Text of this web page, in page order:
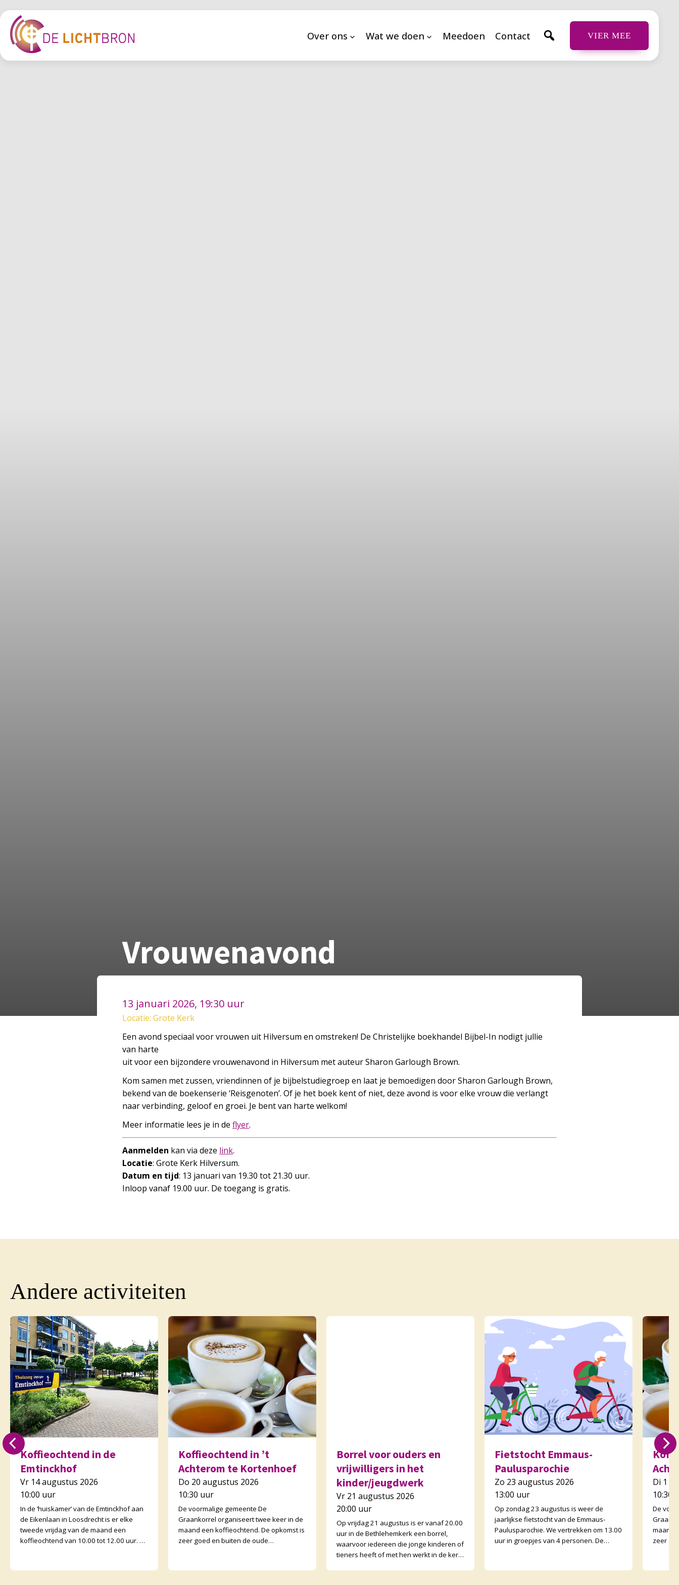
Over ons Wat we doen Meedoen Contact VIER MEE
Vrouwenavond
13 januari 2026, 19:30 uur
Locatie: Grote Kerk
Een avond speciaal voor vrouwen uit Hilversum en omstreken! De Christelijke boekhandel Bijbel-In nodigt jullie
van harte
uit voor een bijzondere vrouwenavond in Hilversum met auteur Sharon Garlough Brown.
Kom samen met zussen, vriendinnen of je bijbelstudiegroep en laat je bemoedigen door Sharon Garlough Brown,
bekend van de boekenserie ‘Reisgenoten’. Of je het boek kent of niet, deze avond is voor elke vrouw die verlangt
naar verbinding, geloof en groei. Je bent van harte welkom!
Meer informatie lees je in de flyer.
Aanmelden kan via deze link.
Locatie: Grote Kerk Hilversum.
Datum en tijd: 13 januari van 19.30 tot 21.30 uur.
Inloop vanaf 19.00 uur. De toegang is gratis.
Andere activiteiten
Koffieochtend in de
Emtinckhof
Vr 14 augustus 2026
10:00 uur
In de ‘huiskamer’ van de Emtinckhof aan
de Eikenlaan in Loosdrecht is er elke
tweede vrijdag van de maand een
koffieochtend van 10.00 tot 12.00 uur. U
Koffieochtend in ’t
Achterom te Kortenhoef
Do 20 augustus 2026
10:30 uur
De voormalige gemeente De
Graankorrel organiseert twee keer in de
maand een koffieochtend. De opkomst is
zeer goed en buiten de oude
Borrel voor ouders en
vrijwilligers in het
kinder/jeugdwerk
Vr 21 augustus 2026
20:00 uur
Op vrijdag 21 augustus is er vanaf 20.00
uur in de Bethlehemkerk een borrel,
waarvoor iedereen die jonge kinderen of
tieners heeft of met hen werkt in de kerk
Fietstocht Emmaus-
Paulusparochie
Zo 23 augustus 2026
13:00 uur
Op zondag 23 augustus is weer de
jaarlijkse fietstocht van de Emmaus-
Paulusparochie. We vertrekken om 13.00
uur in groepjes van 4 personen. De
Di 1
10:30
De
maand
zeer